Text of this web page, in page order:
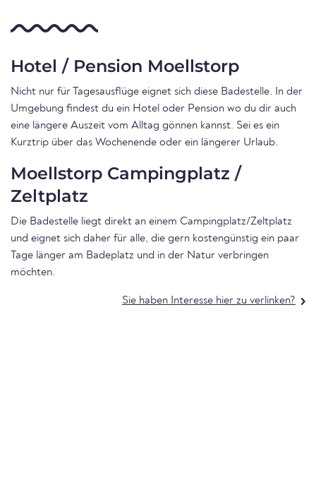
Hotel / Pension Moellstorp
Nicht nur für Tagesausflüge eignet sich diese Badestelle. In der
Umgebung findest du ein Hotel oder Pension wo du dir auch
eine längere Auszeit vom Alltag gönnen kannst. Sei es ein
Kurztrip über das Wochenende oder ein längerer Urlaub.
Moellstorp Campingplatz /
Zeltplatz
Die Badestelle liegt direkt an einem Campingplatz/Zeltplatz
und eignet sich daher für alle, die gern kostengünstig ein paar
Tage länger am Badeplatz und in der Natur verbringen
möchten.
Sie haben Interesse hier zu verlinken?